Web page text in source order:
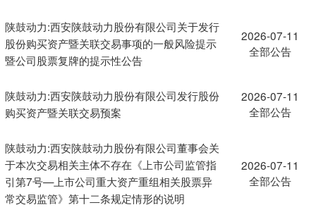
陕鼓动力:西安陕鼓动力股份有限公司关于发行
股份购买资产暨关联交易事项的一般风险提示
暨公司股票复牌的提示性公告
2026-07-11
全部公告
陕鼓动力:西安陕鼓动力股份有限公司发行股份
购买资产暨关联交易预案
2026-07-11
全部公告
陕鼓动力:西安陕鼓动力股份有限公司董事会关
于本次交易相关主体不存在《上市公司监管指
引第7号—上市公司重大资产重组相关股票异
常交易监管》第十二条规定情形的说明
2026-07-11
全部公告